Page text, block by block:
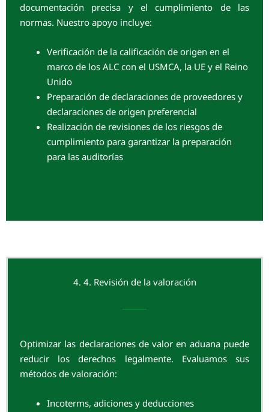
documentación precisa y el cumplimiento de las
normas. Nuestro apoyo incluye:
Verificación de la calificación de origen en el
marco de los ALC con el USMCA, la UE y el Reino
Unido
Preparación de declaraciones de proveedores y
declaraciones de origen preferencial
Realización de revisiones de los riesgos de
cumplimiento para garantizar la preparación
para las auditorías
4. 4. Revisión de la valoración
Optimizar las declaraciones de valor en aduana puede
reducir los derechos legalmente. Evaluamos sus
métodos de valoración:
Incoterms, adiciones y deducciones